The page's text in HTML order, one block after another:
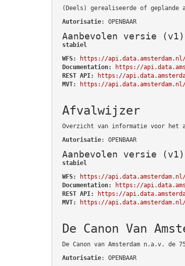
(Deels) gerealiseerde of
Autorisatie: OPENBAAR
Aanbevolen versie (v1)
stabiel
WFS:
https://
Documentation:
https://
REST API:
https://
MVT:
https://
Afvalwijzer
Overzicht van informatie voor het
Autorisatie: OPENBAAR
Aanbevolen versie (v1)
stabiel
WFS:
https://
Documentation:
https://
REST API:
https://
MVT:
https://
De Canon Van
De Canon van Amsterdam n.a.v. de
Autorisatie: OPENBAAR